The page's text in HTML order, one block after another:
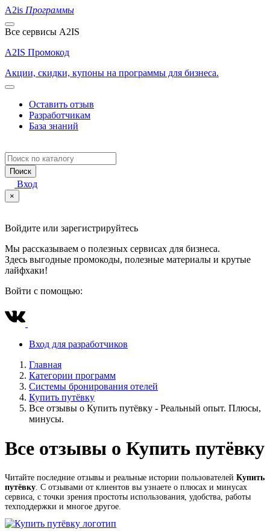
A2is Программы
Все сервисы A2IS
A2IS Промокод
Акции, скидки, купоны на программы для бизнеса.
Оставить отзыв
Разработчикам
База знаний
Поиск
Вход
×
Войдите или зарегистрируйтесь
Мы рассказываем о полезных сервисах для бизнеса.
Здесь выгодные промокоды, полезные материалы и крутые
лайфхаки!
Войти с помощью:
Вход для разработчиков
Главная
Категории программ
Системы бронирования отелей
Купить путёвку
Все отзывы о Купить путёвку - Реальный опыт. Плюсы,
минусы.
Все отзывы о Купить путёвку
Читайте последние отзывы и реальные истории пользователей Купить
путёвку . С отзывами от клиентов вы узнаете о плюсах и минусах
сервиса, с точки зрения простоты использования, удобства, работы
техподдержки и многое другое.